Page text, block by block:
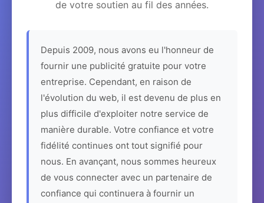
de votre soutien au fil des années.
Depuis 2009, nous avons eu l'honneur de
fournir une publicité gratuite pour votre
entreprise. Cependant, en raison de
l'évolution du web, il est devenu de plus en
plus difficile d'exploiter notre service de
manière durable. Votre confiance et votre
fidélité continues ont tout signifié pour
nous. En avançant, nous sommes heureux
de vous connecter avec un partenaire de
confiance qui continuera à fournir un